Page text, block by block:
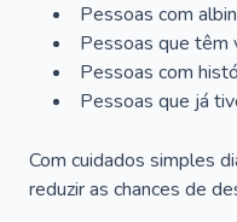
Pessoas com
Pessoas que têm
Pessoas com
Pessoas que já
Com cuidados simples
reduzir as chances de